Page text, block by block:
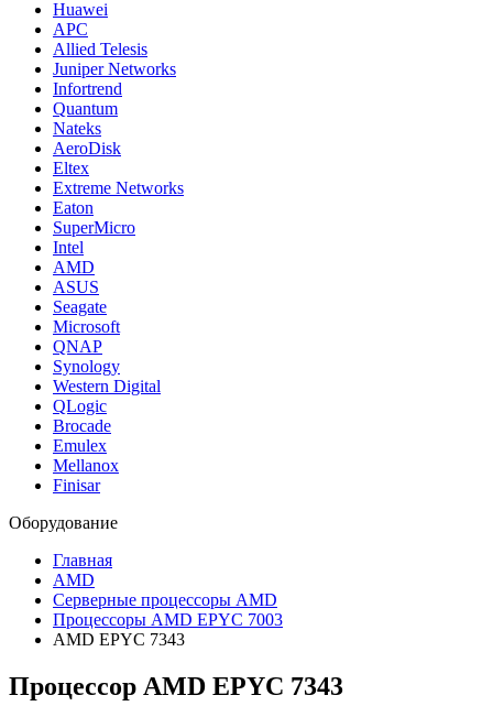
Huawei
APC
Allied Telesis
Juniper Networks
Infortrend
Quantum
Nateks
AeroDisk
Eltex
Extreme Networks
Eaton
SuperMicro
Intel
AMD
ASUS
Seagate
Microsoft
QNAP
Synology
Western Digital
QLogic
Brocade
Emulex
Mellanox
Finisar
Оборудование
Главная
AMD
Серверные процессоры AMD
Процессоры AMD EPYC 7003
AMD EPYC 7343
Процессор AMD EPYC 7343